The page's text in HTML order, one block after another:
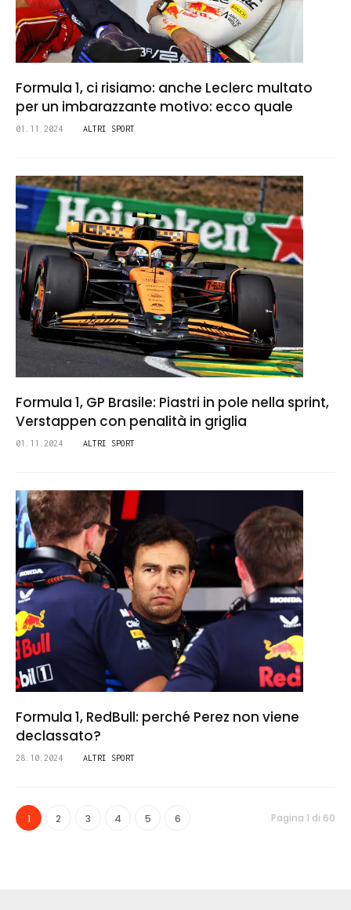
Formula 1, ci risiamo: anche Leclerc multato
per un imbarazzante motivo: ecco quale
01.11.2024 ALTRI SPORT
Formula 1, GP Brasile: Piastri in pole nella sprint,
Verstappen con penalità in griglia
01.11.2024 ALTRI SPORT
Formula 1, RedBull: perché Perez non viene
declassato?
28.10.2024 ALTRI SPORT
1 2 3 4 5 6 Pagina 1 di 60